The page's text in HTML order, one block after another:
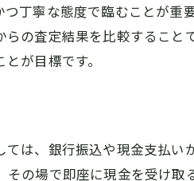
丁寧な態度で臨むことが重
の査定結果を比較すること
が目標です。
は、銀行振込や現金支払い
の場で即座に現金を受け取